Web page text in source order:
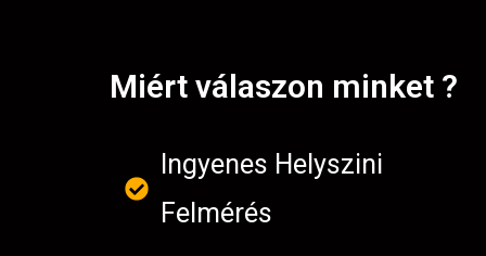
Miért válaszon minket ?
Ingyenes Helyszini
Felmérés